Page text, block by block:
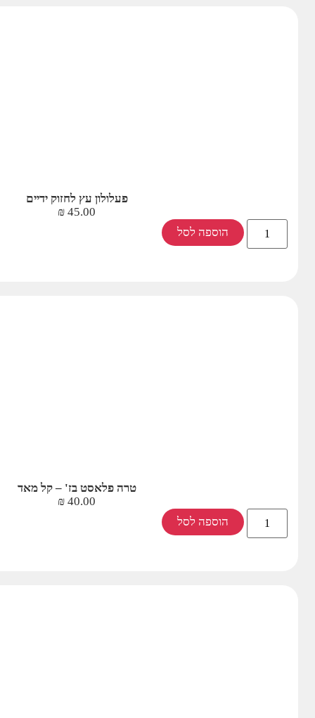
פעלולון עץ לחזוק ידיים
45.00
₪
הוספה לסל
טרה פלאסט בז' – קל מאד
40.00
₪
הוספה לסל